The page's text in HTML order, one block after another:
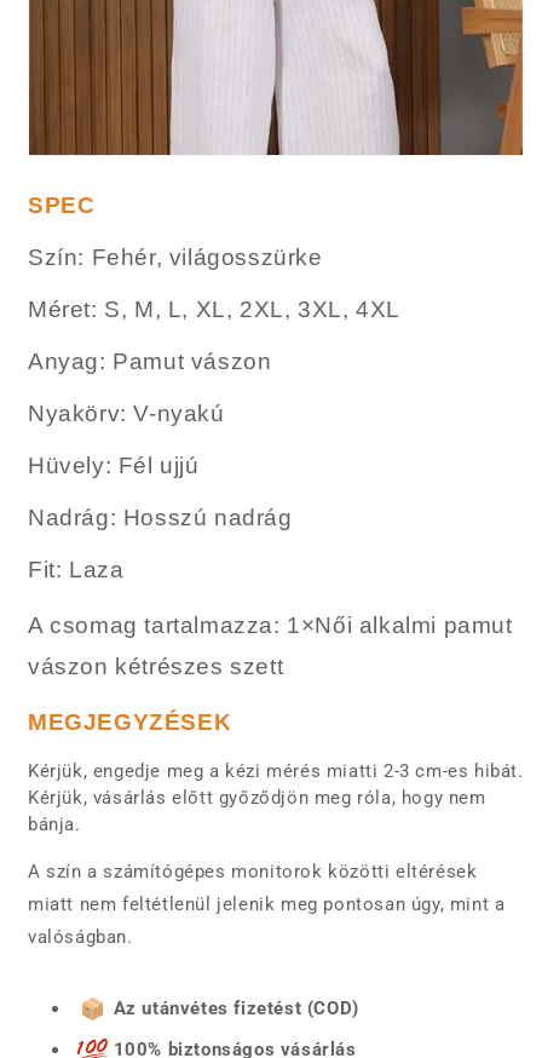
SPEC
Szín: Fehér, világosszürke
Méret: S, M, L, XL, 2XL, 3XL, 4XL
Anyag: Pamut vászon
Nyakörv: V-nyakú
Hüvely: Fél ujjú
Nadrág: Hosszú nadrág
Fit: Laza
A csomag tartalmazza: 1×Női alkalmi pamut
vászon kétrészes szett
MEGJEGYZÉSEK
Kérjük, engedje meg a kézi mérés miatti 2-3 cm-es hibát.
Kérjük, vásárlás előtt győződjön meg róla, hogy nem
bánja.
A szín a számítógépes monitorok közötti eltérések
miatt nem feltétlenül jelenik meg pontosan úgy, mint a
valóságban.
Az utánvétes fizetést (COD)
100% biztonságos vásárlás